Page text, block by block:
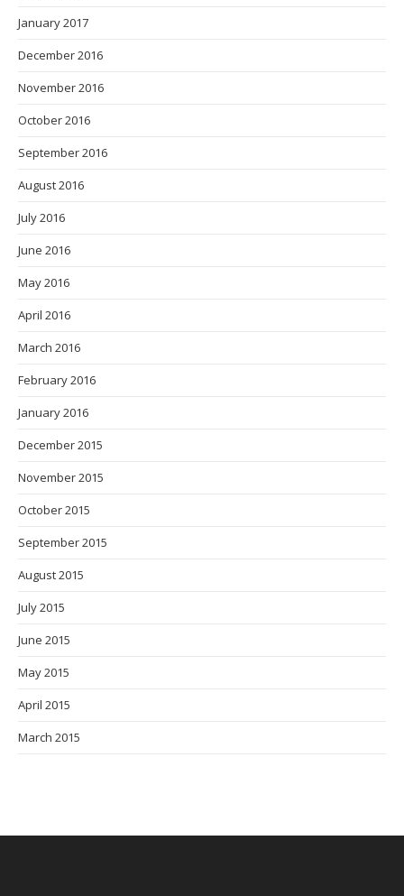
January 2017
December 2016
November 2016
October 2016
September 2016
August 2016
July 2016
June 2016
May 2016
April 2016
March 2016
February 2016
January 2016
December 2015
November 2015
October 2015
September 2015
August 2015
July 2015
June 2015
May 2015
April 2015
March 2015